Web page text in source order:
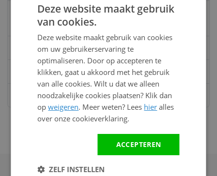
Vandaag bereikbaar
van 08:00 tot 17:00 uur
0528 - 355190
Mailinfo@kunststofbouwmateriaal.nl
Stuur ons een bericht opWhatsapp
Deze website maakt gebruik
van cookies.
Deze website maakt gebruik van cookies
om uw gebruikerservaring te
optimaliseren. Door op accepteren te
klikken, gaat u akkoord met het gebruik
van alle cookies. Wilt u dat we alleen
noodzakelijke cookies plaatsen? Klik dan
opweigeren. Meer weten? Lees hier alles
over onze cookieverklaring.
ACCEPTEREN
ZELF INSTELLEN